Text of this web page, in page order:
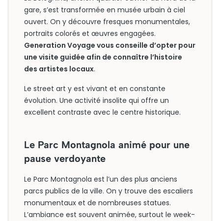
gare, s’est transformée en musée urbain à ciel
ouvert. On y découvre fresques monumentales,
portraits colorés et œuvres engagées.
Generation Voyage vous conseille d’opter pour
une visite guidée afin de connaître l’histoire
des artistes locaux.
Le street art y est vivant et en constante
évolution. Une activité insolite qui offre un
excellent contraste avec le centre historique.
Le Parc Montagnola animé pour une
pause verdoyante
Le Parc Montagnola est l’un des plus anciens
parcs publics de la ville. On y trouve des escaliers
monumentaux et de nombreuses statues.
L’ambiance est souvent animée, surtout le week-